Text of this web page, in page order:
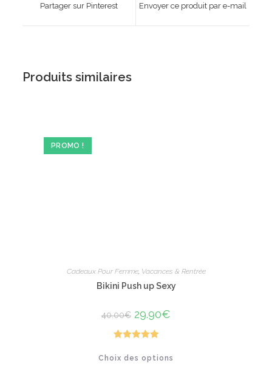
new
Partager sur Pinterest
new
Envoyer ce produit par e-mail
Produits similaires
PROMO !
Cadeaux Pour Femme, Vacances & Rentrée
Bikini Push up Sexy
40.00€ Le
prix
initial
était :
29.90€
sur 5
Choix des options